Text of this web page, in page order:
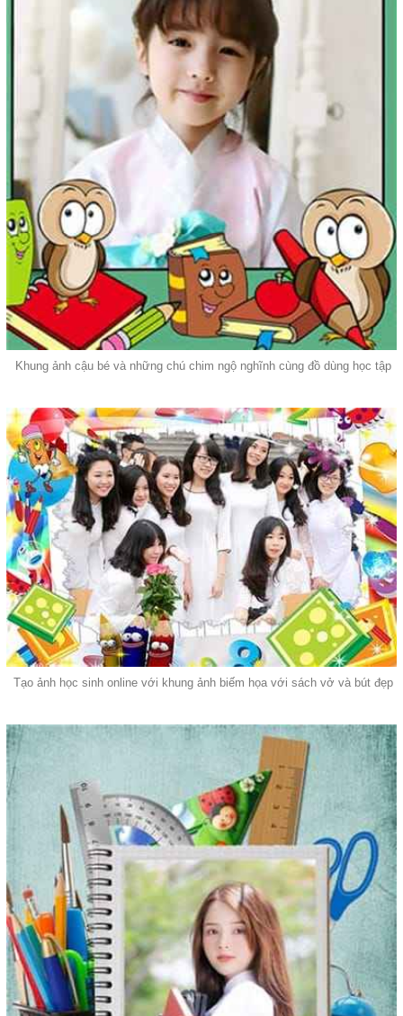
Khung ảnh cậu bé và những chú chim ngộ nghĩnh cùng đồ dùng học tập
Tạo ảnh học sinh online với khung ảnh biếm họa với sách vở và bút đẹp